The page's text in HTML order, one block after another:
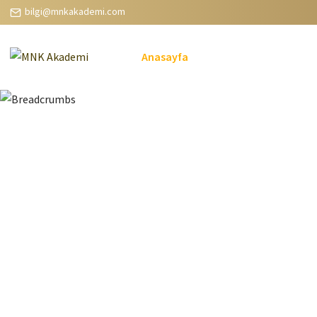
bilgi@mnkakademi.com
Anasayfa